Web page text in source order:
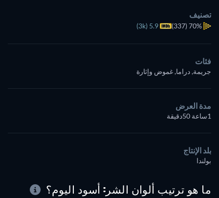
تصنيف
70%
(337)
5.9 (3k)
فئات
جريمة, دراما, غموض وإثارة
مدة العرض
1ساعة 50دقيقة
بلد الإنتاج
بولندا
ما هو ترتيب ألوان الشر: أسود اليوم؟